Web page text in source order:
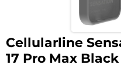
Cellularline
17 Pro Max Black